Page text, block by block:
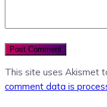
This site uses Akismet
comment data is